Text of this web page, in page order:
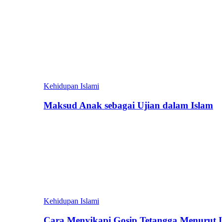
Kehidupan Islami
Maksud Anak sebagai Ujian dalam Islam
Kehidupan Islami